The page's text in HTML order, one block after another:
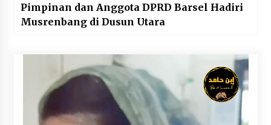
Pimpinan dan Anggota DPRD Barsel Hadiri
Musrenbang di Dusun Utara